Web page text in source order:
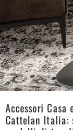
Accessori Casa
Cattelan